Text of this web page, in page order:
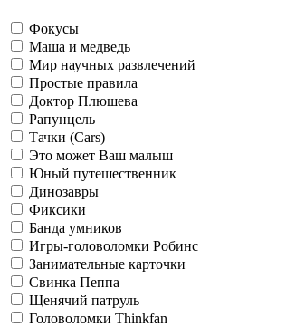
Фокусы
Маша и медведь
Мир научных развлечений
Простые правила
Доктор Плюшева
Рапунцель
Тачки (Cars)
Это может Ваш малыш
Юный путешественник
Динозавры
Фиксики
Банда умников
Игры-головоломки Робинс
Занимательные карточки
Свинка Пеппа
Щенячий патруль
Головоломки Thinkfan